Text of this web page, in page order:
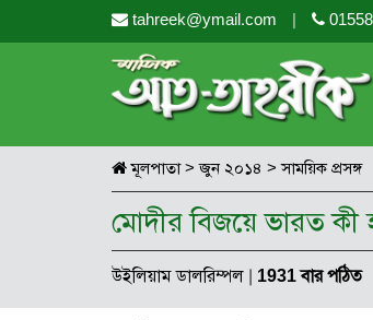
tahreek@ymail.com |
মূলপাতা> জুন ২০১৪ > সাময়িক প্রসঙ্গ
মোদীর বিজয়ে ভারত কী
উইলিয়াম ডালরিম্পল | 1931 বার পঠিত